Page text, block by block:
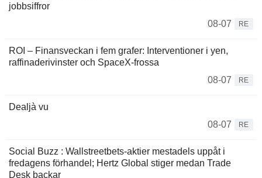
jobbsiffror
08-07
RE
ROI – Finansveckan i fem grafer: Interventioner i yen,
raffinaderivinster och SpaceX-frossa
08-07
RE
Dealjà vu
08-07
RE
Social Buzz : Wallstreetbets-aktier mestadels uppåt i
fredagens förhandel; Hertz Global stiger medan Trade
Desk backar